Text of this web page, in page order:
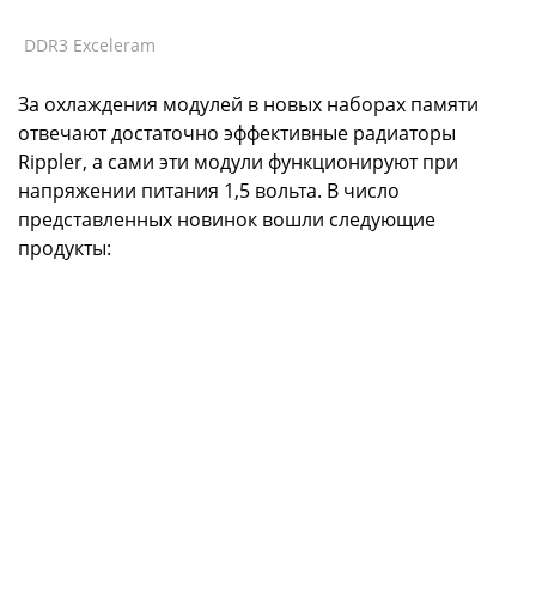
DDR3 Exceleram
За охлаждения модулей в новых наборах памяти
отвечают достаточно эффективные радиаторы
Rippler, а сами эти модули функционируют при
напряжении питания 1,5 вольта. В число
представленных новинок вошли следующие
продукты: